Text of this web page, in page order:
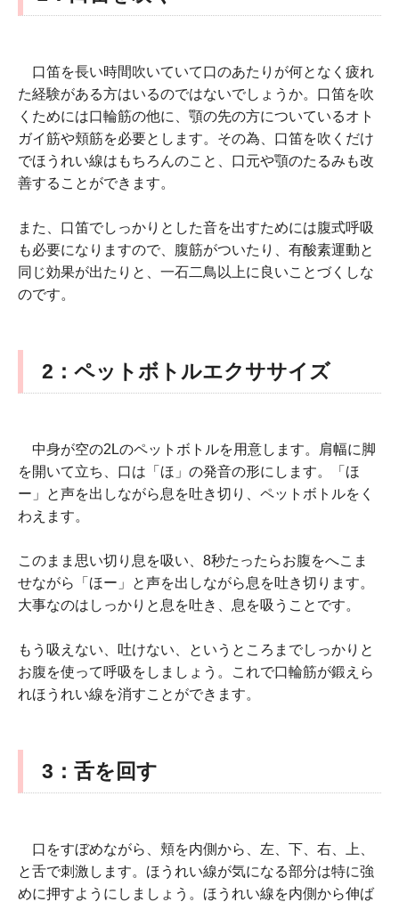
口笛を長い時間吹いていて口のあたりが何となく疲れ
た経験がある方はいるのではないでしょうか。口笛を吹
くためには口輪筋の他に、顎の先の方についているオト
ガイ筋や頬筋を必要とします。その為、口笛を吹くだけ
でほうれい線はもちろんのこと、口元や顎のたるみも改
善することができます。
また、口笛でしっかりとした音を出すためには腹式呼吸
も必要になりますので、腹筋がついたり、有酸素運動と
同じ効果が出たりと、一石二鳥以上に良いことづくしな
のです。
2：ペットボトルエクササイズ
中身が空の2Lのペットボトルを用意します。肩幅に脚
を開いて立ち、口は「ほ」の発音の形にします。「ほ
ー」と声を出しながら息を吐き切り、ペットボトルをく
わえます。
このまま思い切り息を吸い、8秒たったらお腹をへこま
せながら「ほー」と声を出しながら息を吐き切ります。
大事なのはしっかりと息を吐き、息を吸うことです。
もう吸えない、吐けない、というところまでしっかりと
お腹を使って呼吸をしましょう。これで口輪筋が鍛えら
れほうれい線を消すことができます。
3：舌を回す
口をすぼめながら、頬を内側から、左、下、右、上、
と舌で刺激します。ほうれい線が気になる部分は特に強
めに押すようにしましょう。ほうれい線を内側から伸ば